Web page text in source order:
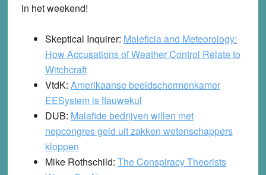
in het weekend!
Skeptical Inquirer: Maleficia and Meteorology:
How Accusations of Weather Control Relate to
Witchcraft
VtdK: Amerikaanse beeldschermenkamer
EESystem is flauwekul
DUB: Malafide bedrijven willen met
nepcongres geld uit zakken wetenschappers
kloppen
Mike Rothschild: The Conspiracy Theorists